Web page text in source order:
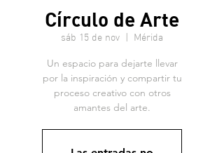
Círculo de Arte
sáb 15 de nov Mérida
Un espacio para dejarte llevar
por la inspiración y compartir tu
proceso creativo con otros
amantes del arte.